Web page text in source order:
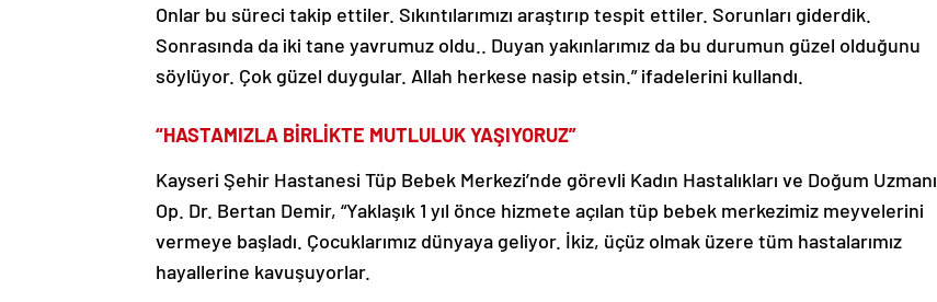
Onlar bu süreci takip ettiler. Sıkıntılarımızı araştırıp tespit ettiler. Sorunları giderdik.
Sonrasında da iki tane yavrumuz oldu.. Duyan yakınlarımız da bu durumun güzel olduğunu
söylüyor. Çok güzel duygular. Allah herkese nasip etsin.” ifadelerini kullandı.
“HASTAMIZLA BİRLİKTE MUTLULUK YAŞIYORUZ”
Kayseri Şehir Hastanesi Tüp Bebek Merkezi’nde görevli Kadın Hastalıkları ve Doğum Uzmanı
Op. Dr. Bertan Demir, “Yaklaşık 1 yıl önce hizmete açılan tüp bebek merkezimiz meyvelerini
vermeye başladı. Çocuklarımız dünyaya geliyor. İkiz, üçüz olmak üzere tüm hastalarımız
hayallerine kavuşuyorlar.